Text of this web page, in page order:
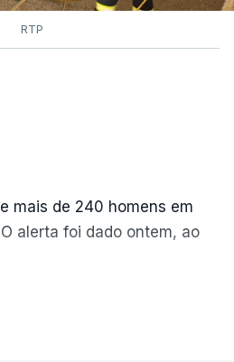
RTP
mais de 240 homens em
alerta foi dado ontem, ao